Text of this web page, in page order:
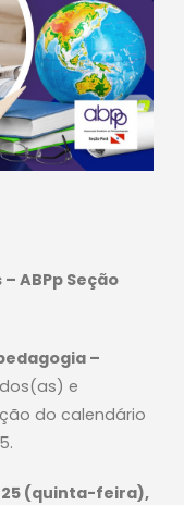
ABPp Seção
–
e
do calendário
(quinta-feira),